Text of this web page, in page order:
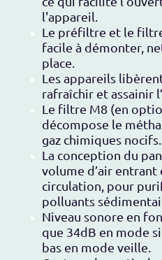
l'appareil.
Le préfiltre et le
facile à démonter,
place.
Les appareils
rafraîchir et assainir
Le filtre M8 (en
décompose le
gaz chimiques nocifs.
La conception du
volume d’air entrant
circulation, pour
polluants
Niveau sonore en
que 34dB en mode
bas en mode veille.